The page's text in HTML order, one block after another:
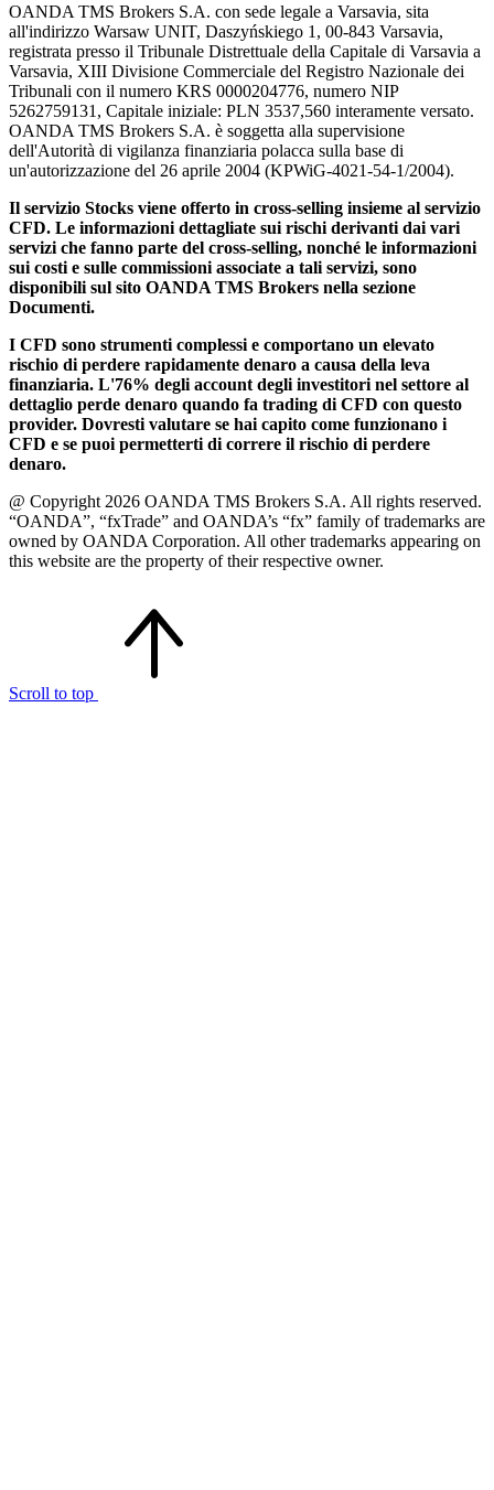
OANDA TMS Brokers S.A. con sede legale a Varsavia, sita
all'indirizzo Warsaw UNIT, Daszyńskiego 1, 00-843 Varsavia,
registrata presso il Tribunale Distrettuale della Capitale di Varsavia a
Varsavia, XIII Divisione Commerciale del Registro Nazionale dei
Tribunali con il numero KRS 0000204776, numero NIP
5262759131, Capitale iniziale: PLN 3537,560 interamente versato.
OANDA TMS Brokers S.A. è soggetta alla supervisione
dell'Autorità di vigilanza finanziaria polacca sulla base di
un'autorizzazione del 26 aprile 2004 (KPWiG-4021-54-1/2004).
Il servizio Stocks viene offerto in cross-selling insieme al servizio
CFD. Le informazioni dettagliate sui rischi derivanti dai vari
servizi che fanno parte del cross-selling, nonché le informazioni
sui costi e sulle commissioni associate a tali servizi, sono
disponibili sul sito OANDA TMS Brokers nella sezione
Documenti.
I CFD sono strumenti complessi e comportano un elevato
rischio di perdere rapidamente denaro a causa della leva
finanziaria. L'76% degli account degli investitori nel settore al
dettaglio perde denaro quando fa trading di CFD con questo
provider. Dovresti valutare se hai capito come funzionano i
CFD e se puoi permetterti di correre il rischio di perdere
denaro.
@ Copyright 2026 OANDA TMS Brokers S.A. All rights reserved.
“OANDA”, “fxTrade” and OANDA’s “fx” family of trademarks are
owned by OANDA Corporation. All other trademarks appearing on
this website are the property of their respective owner.
Scroll to top